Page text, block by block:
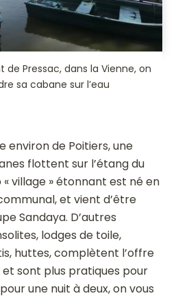
de Pressac, dans la Vienne, on
sa cabane sur l’eau
environ de Poitiers, une
flottent sur l’étang du
village » étonnant est né en
et vient d’être
Sandaya. D’autres
lodges de toile,
huttes, complètent l’offre
sont plus pratiques pour
une nuit à deux, on vous